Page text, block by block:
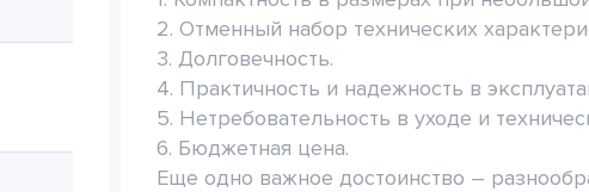
2. Отменный набор технических
3. Долговечность.
4. Практичность и надежность в
5. Нетребовательность в уходе и
6. Бюджетная цена.
Еще одно важное достоинство –